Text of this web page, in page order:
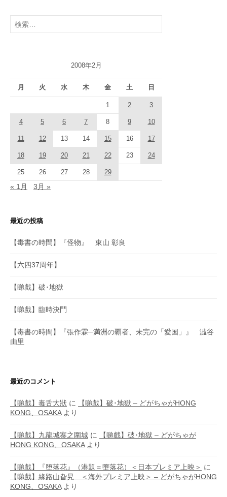
検
索:
2008年2月
月 火 水 木 金 土 日
1 2 3
4 5 6 7 8 9 10
11 12 13 14 15 16 17
18 19 20 21 22 23 24
25 26 27 28 29
« 1月 3月 »
最近の投稿
【毒書の時間】『怪物』 東山 彰良
【六四37周年】
【睇戲】破･地獄
【睇戲】臨時決鬥
【毒書の時間】『張作霖─満洲の覇者、未完の「愛国」』 澁谷
由里
最近のコメント
【睇戲】毒舌大狀 に
【睇戲】破･地獄 – どがちゃがHONG
KONG、OSAKAより
【睇戲】九龍城寨之圍城 に
【睇戲】破･地獄 – どがちゃが
HONG KONG、OSAKAより
【睇戲】『堕落花』（港題＝墮落花）＜日本プレミア上映＞ に
【睇戲】緣路山旮旯 ＜海外プレミア上映＞ – どがちゃがHONG
KONG、OSAKAより